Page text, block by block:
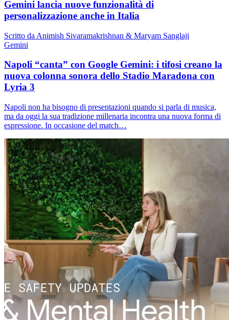
Gemini lancia nuove funzionalità di
personalizzazione anche in Italia
Scritto da Animish Sivaramakrishnan & Maryam Sanglaji
Gemini
Napoli “canta” con Google Gemini: i tifosi creano la
nuova colonna sonora dello Stadio Maradona con
Lyria 3
Napoli non ha bisogno di presentazioni quando si parla di musica,
ma da oggi la sua tradizione millenaria incontra una nuova forma di
espressione. In occasione del match…